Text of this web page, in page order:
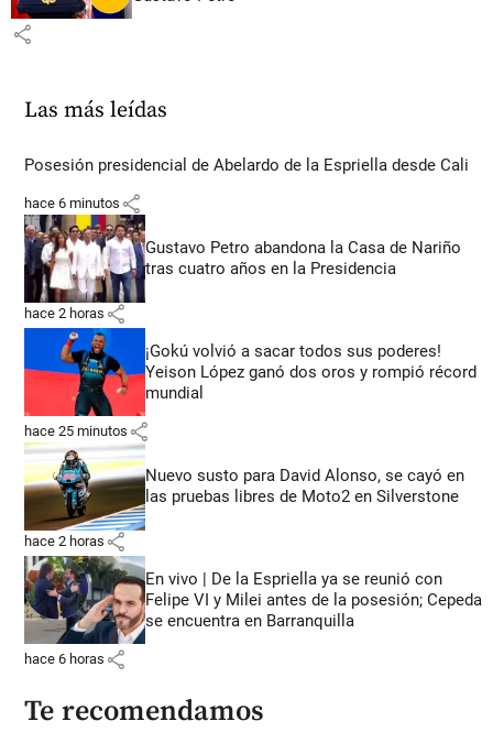
share
Las más leídas
Posesión presidencial de Abelardo de la Espriella desde Cali
hace 6 minutos share
Gustavo Petro abandona la Casa de Nariño
tras cuatro años en la Presidencia
hace 2 horas share
¡Gokú volvió a sacar todos sus poderes!
Yeison López ganó dos oros y rompió récord
mundial
hace 25 minutos share
Nuevo susto para David Alonso, se cayó en
las pruebas libres de Moto2 en Silverstone
hace 2 horas share
En vivo | De la Espriella ya se reunió con
Felipe VI y Milei antes de la posesión; Cepeda
se encuentra en Barranquilla
hace 6 horas share
Te recomendamos